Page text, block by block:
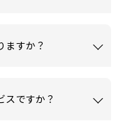
ますか？
スですか？